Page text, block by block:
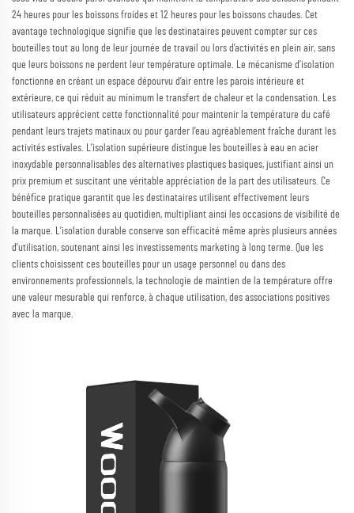
24 heures pour les boissons froides et 12 heures pour les boissons chaudes. Cet
avantage technologique signifie que les destinataires peuvent compter sur ces
bouteilles tout au long de leur journée de travail ou lors d’activités en plein air, sans
que leurs boissons ne perdent leur température optimale. Le mécanisme d’isolation
fonctionne en créant un espace dépourvu d’air entre les parois intérieure et
extérieure, ce qui réduit au minimum le transfert de chaleur et la condensation. Les
utilisateurs apprécient cette fonctionnalité pour maintenir la température du café
pendant leurs trajets matinaux ou pour garder l’eau agréablement fraîche durant les
activités estivales. L’isolation supérieure distingue les bouteilles à eau en acier
inoxydable personnalisables des alternatives plastiques basiques, justifiant ainsi un
prix premium et suscitant une véritable appréciation de la part des utilisateurs. Ce
bénéfice pratique garantit que les destinataires utilisent effectivement leurs
bouteilles personnalisées au quotidien, multipliant ainsi les occasions de visibilité de
la marque. L’isolation durable conserve son efficacité même après plusieurs années
d’utilisation, soutenant ainsi les investissements marketing à long terme. Que les
clients choisissent ces bouteilles pour un usage personnel ou dans des
environnements professionnels, la technologie de maintien de la température offre
une valeur mesurable qui renforce, à chaque utilisation, des associations positives
avec la marque.